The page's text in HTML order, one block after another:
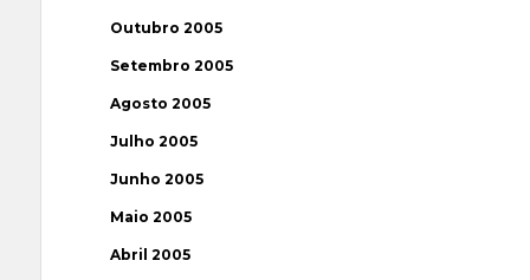
Outubro 2005
Setembro 2005
Agosto 2005
Julho 2005
Junho 2005
Maio 2005
Abril 2005